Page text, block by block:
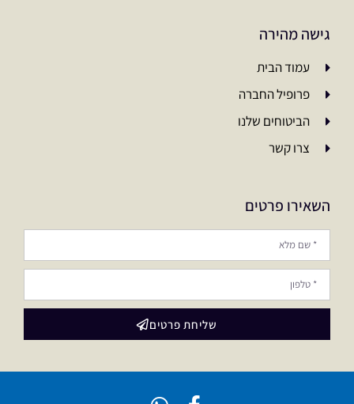
גישה מהירה
עמוד הבית
פרופיל החברה
הביטוחים שלנו
צרו קשר
השאירו פרטים
שליחת פרטים